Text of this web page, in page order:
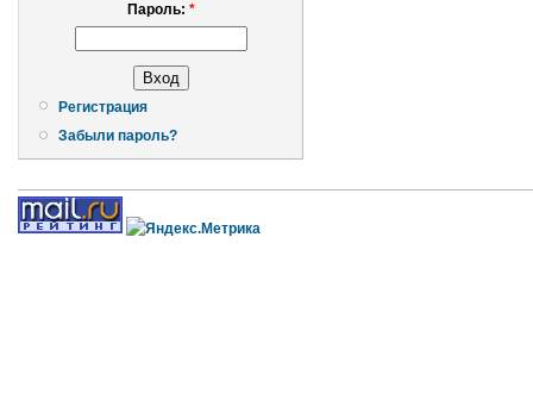
Пароль: *
Регистрация
Забыли пароль?